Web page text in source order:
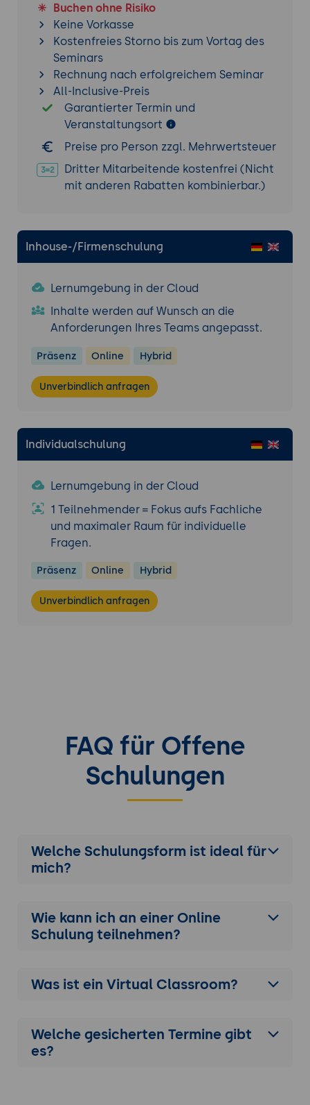
Orchestrierung von Datenpipelines
Datenvisualisierung und Reporting
Integration mit Power BI zur Erstellung
interaktiver Dashboards und Berichte
Nutzung von Synapse Studio zur
Datenvisualisierung und Analyse
Praktische Übung 2: Implementierung einer
End-to-End-Datenpipeline
Problemstellung:Eine End-to-End-
Datenpipeline soll implementiert werden,
Lösung:
Erstellung und Konfiguration einer
Synapse Pipeline zur Datenintegration und
-verarbeitung.
Visualisierung der verarbeiteten Daten in
Power BI und Erstellung eines interaktiven
Dashboards.
Ergebnis:Eine funktionale End-to-End-
Datenpipeline, die Daten aus mehreren
Quellen integriert, verarbeitet und in
Buchen ohne Risiko
Keine Vorkasse
Kostenfreies Storno bis zum Vortag des
Seminars
Rechnung nach erfolgreichem Seminar
All-Inclusive-Preis
Garantierter Termin und
Veranstaltungsort
Preise pro Person zzgl. Mehrwertsteuer
Dritter Mitarbeitende kostenfrei (Nicht
mit anderen Rabatten kombinierbar.)
Inhouse-/Firmenschulung
Lernumgebung in der Cloud
Inhalte werden auf Wunsch an die
Anforderungen Ihres Teams angepasst.
Präsenz Online Hybrid
Unverbindlich anfragen
Individualschulung
Lernumgebung in der Cloud
1 Teilnehmender = Fokus aufs Fachliche
und maximaler Raum für individuelle
Fragen.
Präsenz Online Hybrid
Unverbindlich anfragen
FAQ für Offene
Schulungen
Welche Schulungsform ist ideal für
mich?
Wie kann ich an einer Online
Schulung teilnehmen?
Was ist ein Virtual Classroom?
Welche gesicherten Termine gibt
es?